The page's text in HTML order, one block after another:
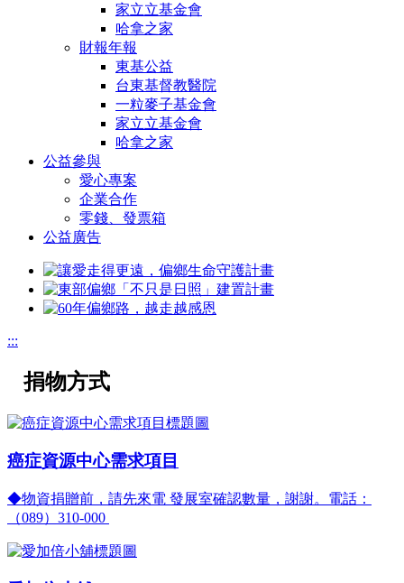
家立立基金會
哈拿之家
財報年報
東基公益
台東基督教醫院
一粒麥子基金會
家立立基金會
哈拿之家
公益參與
愛心專案
企業合作
零錢、發票箱
公益廣告
:::
捐物方式
癌症資源中心需求項目
◆物資捐贈前，請先來電 發展室確認數量，謝謝。電話：
（089）310-000